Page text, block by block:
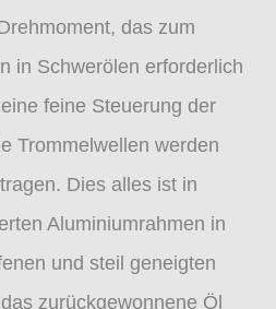
das zum
in Schwerölen erforderlich
feine Steuerung der
Trommelwellen werden
Dies alles ist in
Aluminiumrahmen in
und steil geneigten
zurückgewonnene Öl